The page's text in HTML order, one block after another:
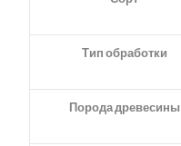
Тип обработки
Порода древесины